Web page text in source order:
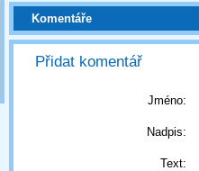
Komentáře
Přidat komentář
Jméno:
Nadpis:
Text: